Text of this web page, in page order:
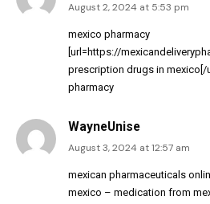
August 2, 2024 at 5:53 pm
mexico pharmacy
[url=https://
prescription drugs in
pharmacy
WayneUnise
August 3, 2024 at 12:57 am
mexican pharmaceuticals
mexico – medication from